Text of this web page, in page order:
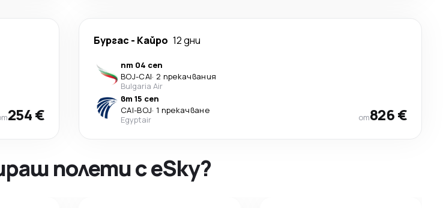
254 €
Бургас - Кайро 12 дни
пт 04 сеп
BOJ-CAI· 2 прекачвания
Bulgaria Air
вт 15 сеп
CAI-BOJ· 1 прекачване
Egyptair
от826 €
полети с eSky?